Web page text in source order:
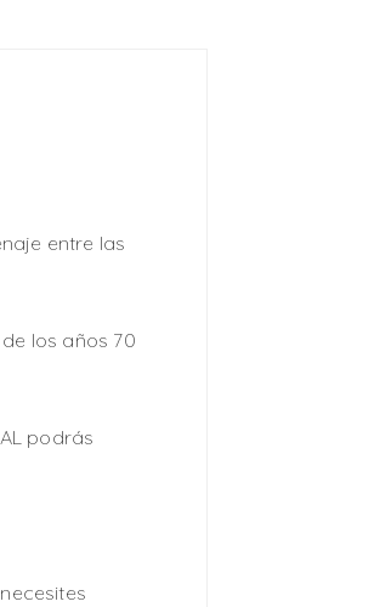
entre las
los años 70
podrás